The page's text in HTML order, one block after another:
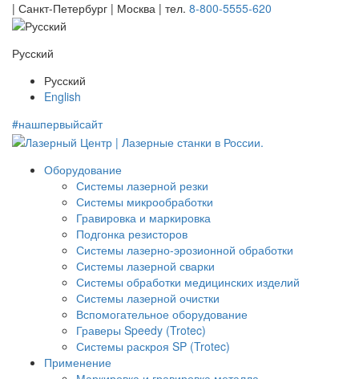
| Санкт-Петербург | Москва | тел. 8-800-5555-620
Русский
Русский
English
#нашпервыйсайт
Оборудование
Системы лазерной резки
Системы микрообработки
Гравировка и маркировка
Подгонка резисторов
Системы лазерно-эрозионной обработки
Системы лазерной сварки
Системы обработки медицинских изделий
Системы лазерной очистки
Вспомогательное оборудование
Граверы Speedy (Trotec)
Системы раскроя SP (Trotec)
Применение